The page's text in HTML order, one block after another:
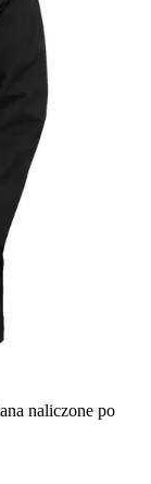
naliczone po